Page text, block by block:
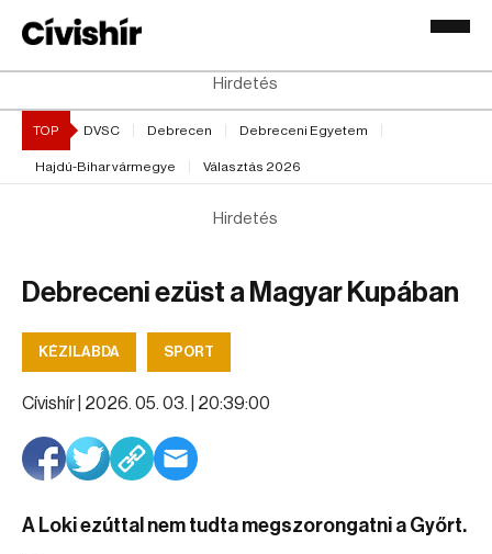
Hirdetés
TOP DVSC Debrecen Debreceni Egyetem
Hajdú-Bihar vármegye Választás 2026
Hirdetés
Debreceni ezüst a Magyar Kupában
KÉZILABDA SPORT
Cívishír | 2026. 05. 03. | 20:39:00
A Loki ezúttal nem tudta megszorongatni a Győrt.